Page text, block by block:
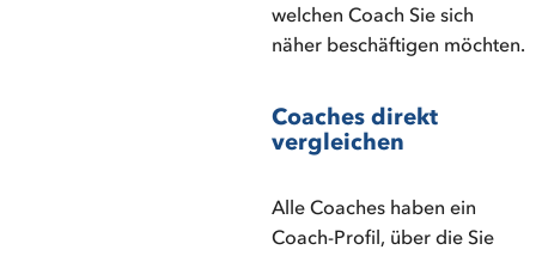
welchen Coach Sie sich
näher beschäftigen möchten.
Coaches direkt
vergleichen
Alle Coaches haben ein
Coach-Profil, über die Sie